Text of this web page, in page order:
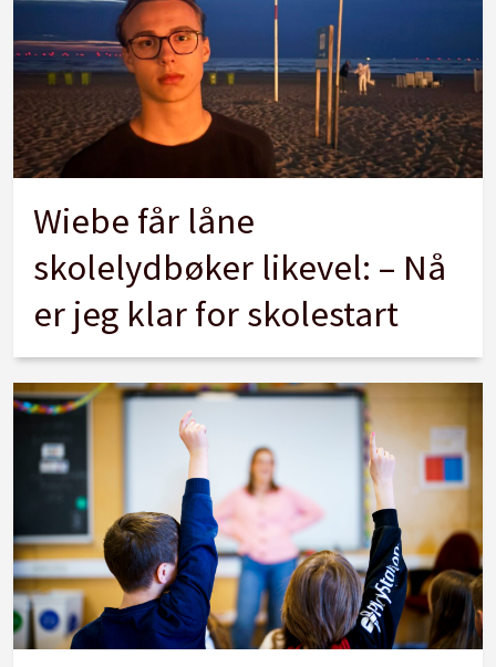
Wiebe får låne
skolelydbøker likevel: – Nå
er jeg klar for skolestart